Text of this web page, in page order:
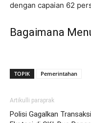
dengan capaian 62
Bagaimana
TOPIK Pemerintahan
Artikulli paraprak
Polisi Gagalkan Transaksi